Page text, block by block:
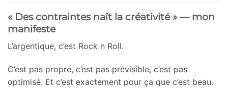
« Des contraintes naît la créativité » — mon
manifeste
L’argentique, c’est Rock n Roll.
C’est pas propre, c’est pas prévisible, c’est pas
optimisé. Et c’est exactement pour ça que c’est beau.